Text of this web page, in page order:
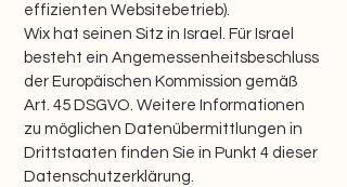
effizienten Websitebetrieb).
Wix hat seinen Sitz in Israel. Für Israel
besteht ein Angemessenheitsbeschluss
der Europäischen Kommission gemäß
Art. 45 DSGVO. Weitere Informationen
zu möglichen Datenübermittlungen in
Drittstaaten finden Sie in Punkt 4 dieser
Datenschutzerklärung.